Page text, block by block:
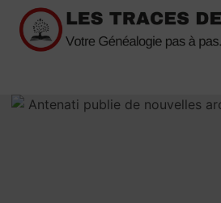
Passer
contenu